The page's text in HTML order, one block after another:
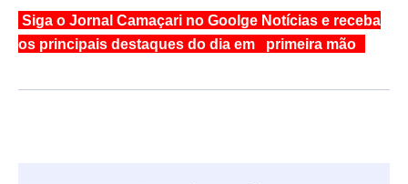
Siga o Jornal Camaçari no Goolge Notícias e receba
os principais destaques do dia em primeira mão